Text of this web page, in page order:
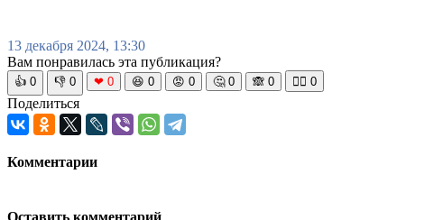
13 декабря 2024, 13:30
Вам понравилась эта публикация?
👍 0 👎 0 ❤ 0 😆 0 😡 0 🤔 0 🙈 0 🧘‍♀️ 0
Поделиться
Комментарии
Оставить комментарий